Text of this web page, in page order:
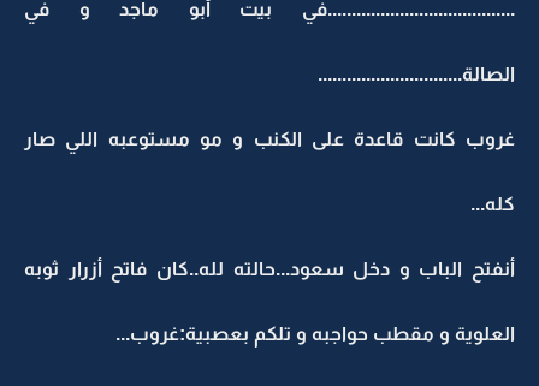
.......................................في بيت أبو ماجد و في
الصالة..............................
غروب كانت قاعدة على الكنب و مو مستوعبه اللي صار
كله...
أنفتح الباب و دخل سعود...حالته لله..كان فاتح أزرار ثوبه
العلوية و مقطب حواجبه و تلكم بعصبية:غروب...